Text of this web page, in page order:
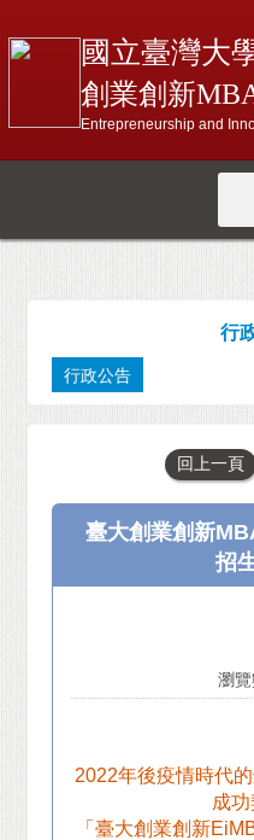
國立臺灣大
創業創新
Entrepreneurship and
行
行政公告
回上一頁
臺大創業創新
招
瀏
2022年後疫情時代
成
「臺大創業創新